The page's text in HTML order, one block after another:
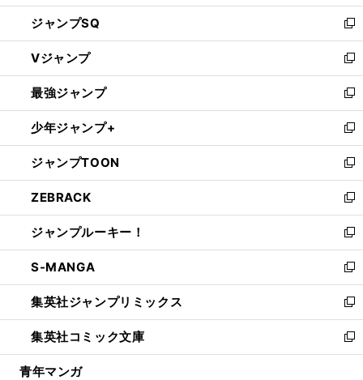
し
い
ウ
ィ
ン
ド
ウ
で
開
く
ジャンプSQ
新
し
い
ウ
ィ
ン
ド
ウ
で
開
く
Vジャンプ
新
し
い
ウ
ィ
ン
ド
ウ
で
開
く
最強ジャンプ
新
し
い
ウ
ィ
ン
ド
ウ
で
開
く
少年ジャンプ+
新
し
い
ウ
ィ
ン
ド
ウ
で
開
く
ジャンプTOON
新
し
い
ウ
ィ
ン
ド
ウ
で
開
く
ZEBRACK
新
し
い
ウ
ィ
ン
ド
ウ
で
開
ジャンプルーキー！
新
し
い
ウ
ィ
ン
ド
ウ
S-MANGA
新
し
い
ウ
ィ
ン
集英社ジャンプリミックス
新
し
い
ウ
集英社コミック文庫
新
し
青年マンガ